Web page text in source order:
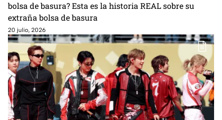
bolsa de basura? Esta es la historia REAL sobre su
extraña bolsa de basura
20 julio, 2026